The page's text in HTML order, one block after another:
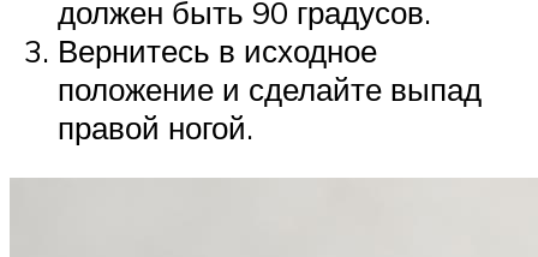
должен быть 90 градусов.
Вернитесь в исходное
положение и сделайте выпад
правой ногой.